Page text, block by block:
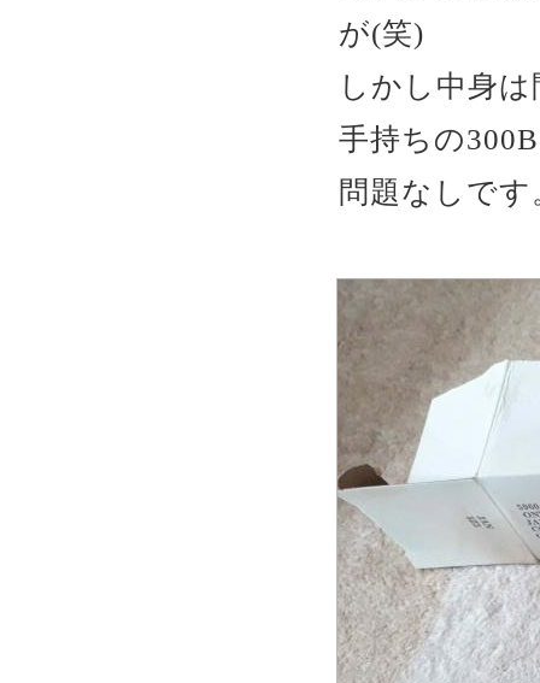
が(笑)
しかし中身
手持ちの
問題なしです